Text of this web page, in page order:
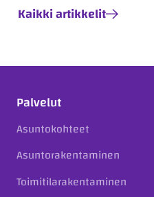
Kaikki artikkelit
Palvelut
Asuntokohteet
Asuntorakentaminen
Toimitilarakentaminen